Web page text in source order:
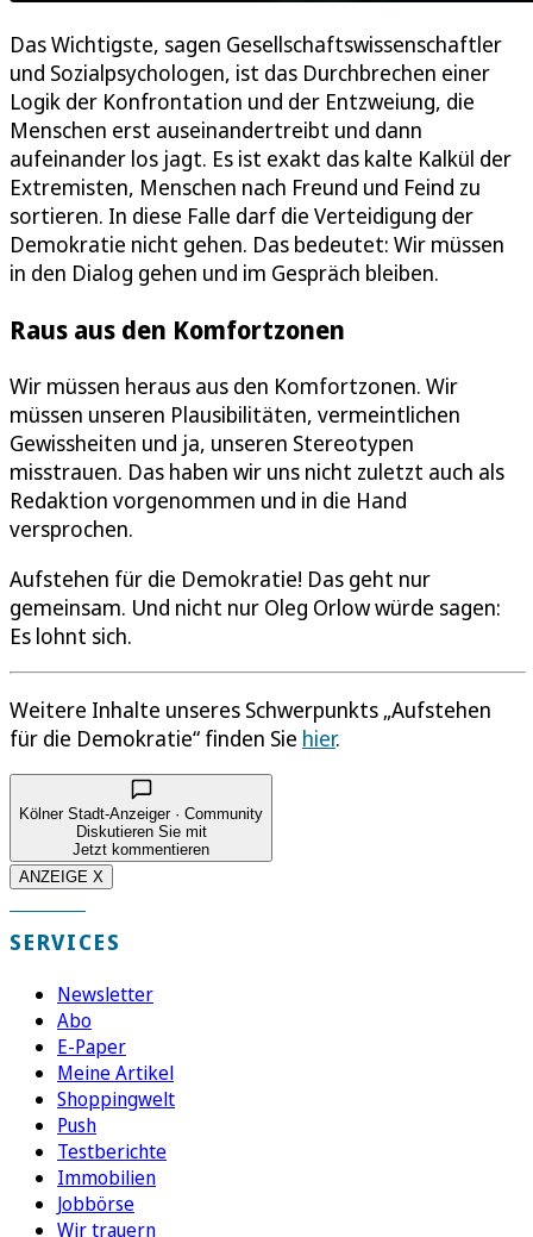
Das Wichtigste, sagen Gesellschaftswissenschaftler
und Sozialpsychologen, ist das Durchbrechen einer
Logik der Konfrontation und der Entzweiung, die
Menschen erst auseinandertreibt und dann
aufeinander los jagt. Es ist exakt das kalte Kalkül der
Extremisten, Menschen nach Freund und Feind zu
sortieren. In diese Falle darf die Verteidigung der
Demokratie nicht gehen. Das bedeutet: Wir müssen
in den Dialog gehen und im Gespräch bleiben.
Raus aus den Komfortzonen
Wir müssen heraus aus den Komfortzonen. Wir
müssen unseren Plausibilitäten, vermeintlichen
Gewissheiten und ja, unseren Stereotypen
misstrauen. Das haben wir uns nicht zuletzt auch als
Redaktion vorgenommen und in die Hand
versprochen.
Aufstehen für die Demokratie! Das geht nur
gemeinsam. Und nicht nur Oleg Orlow würde sagen:
Es lohnt sich.
Weitere Inhalte unseres Schwerpunkts „Aufstehen
für die Demokratie“ finden Sie hier.
Kölner Stadt-Anzeiger · Community
Diskutieren Sie mit
Jetzt kommentieren
ANZEIGE X
SERVICES
Newsletter
Abo
E-Paper
Meine Artikel
Shoppingwelt
Push
Testberichte
Immobilien
Jobbörse
Wir trauern